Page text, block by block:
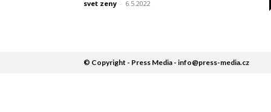
svet zeny - 6.5.2022
© Copyright - Press Media - info@press-media.cz